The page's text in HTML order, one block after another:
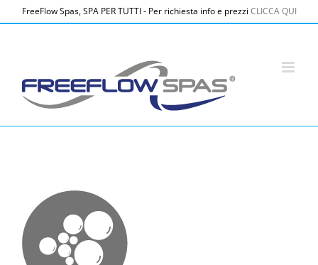
Salta
al
FreeFlow Spas, SPA PER TUTTI - Per richiesta info e prezzi CLICCA QUI